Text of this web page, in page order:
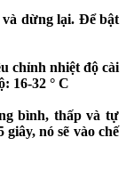
và dừng lại. Để bật
chỉnh nhiệt độ cài
16-32 ° C
bình, thấp và tự
nó sẽ vào chế